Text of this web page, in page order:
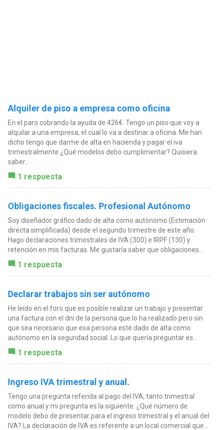
Alquiler de piso a empresa como oficina
En el paro cobrando la ayuda de 426€. Tengo un piso que voy a
alquilar a una empresa, el cual lo va a destinar a oficina. Me han
dicho tengo que darme de alta en hacienda y pagar el iva
trimestralmente ¿Qué modelos debo cumplimentar? Quisiera
saber...
1 respuesta
Obligaciones fiscales. Profesional Autónomo
Soy diseñador gráfico dado de alta como autónomo (Estimación
directa simplificada) desde el segundo trimestre de este año.
Hago declaraciones trimestrales de IVA (300) e IRPF (130) y
retención en mis facturas. Me gustaría saber que obligaciones...
1 respuesta
Declarar trabajos sin ser autónomo
He leído en el foro que es posible realizar un trabajo y presentar
una factura con el dni de la persona que lo ha realizado pero sin
que sea necesario que esa persona esté dado de alta como
autónomo en la seguridad social. Lo que quería preguntar es...
1 respuesta
Ingreso IVA trimestral y anual.
Tengo una pregunta referida al pago del IVA, tanto trimestral
como anual y mi pregunta es la siguiente: ¿Qué número de
modelo debo de presentar para el ingreso trimestral y el anual del
IVA? La declaración de IVA es referente a un local comercial que...